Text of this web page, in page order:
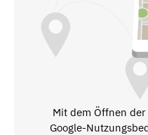
Mit dem Öffnen
Google-